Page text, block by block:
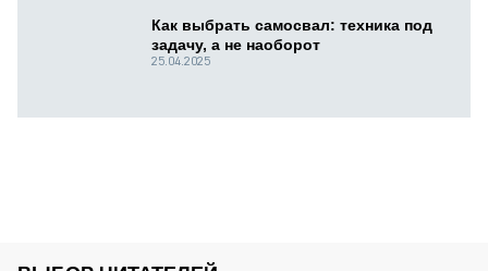
Как выбрать самосвал: техника под
задачу, а не наоборот
25.04.2025